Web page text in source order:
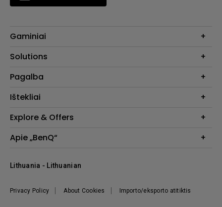
Gaminiai
Projektoriai
Apšvietimas
Garsiakalbis
Solutions
Education
Pagalba
Susisiekite su mumis
Kur įsigyti
Ištekliai
Projektoriaus skaičiuotuvas
Naujienos
Explore & Offers
„BenQ“ „Eye-Care“ technologija
Apie „BenQ“
Tvarumas
Privacy Policy
About Cookies Importo/eksporto atitiktis
Lithuania - Lithuanian